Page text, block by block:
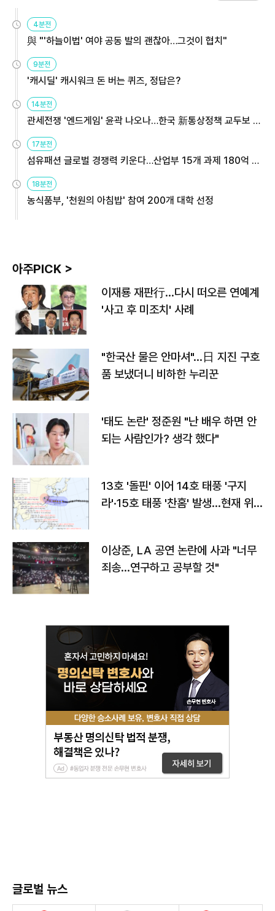
4분전
與 "'하늘이법' 여야 공동 발의 괜찮아…그것이 협치"
9분전
'캐시딜' 캐시워크 돈 버는 퀴즈, 정답은?
14분전
관세전쟁 '엔드게임' 윤곽 나오나…한국 新통상정책 교두보 활
17분전
섬유패션 글로벌 경쟁력 키운다…산업부 15개 과제 180억 지
18분전
농식품부, '천원의 아침밥' 참여 200개 대학 선정
아주PICK >
이재룡 재판行…다시 떠오른 연예계
'사고 후 미조치' 사례
"한국산 물은 안마셔"…日 지진 구호
품 보냈더니 비하한 누리꾼
'태도 논란' 정준원 "난 배우 하면 안
되는 사람인가? 생각 했다"
13호 '돌핀' 이어 14호 태풍 '구지
라'·15호 태풍 '찬홈' 발생…현재 위
이상준, LA 공연 논란에 사과 "너무
죄송…연구하고 공부할 것"
글로벌 뉴스